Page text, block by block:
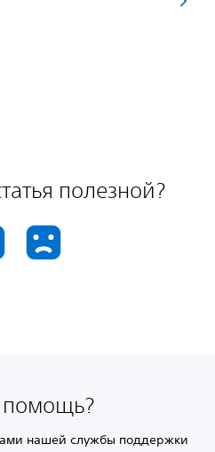
полезной?
нашей службы поддержки